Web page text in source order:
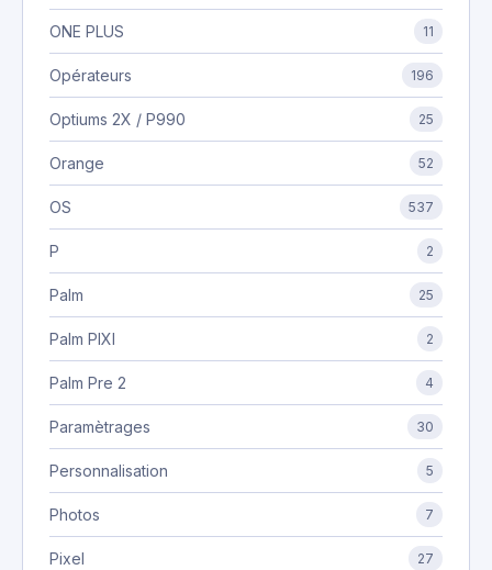
ONE PLUS 11
Opérateurs 196
Optiums 2X / P990 25
Orange 52
OS 537
P 2
Palm 25
Palm PIXI 2
Palm Pre 2 4
Paramètrages 30
Personnalisation 5
Photos 7
Pixel 27